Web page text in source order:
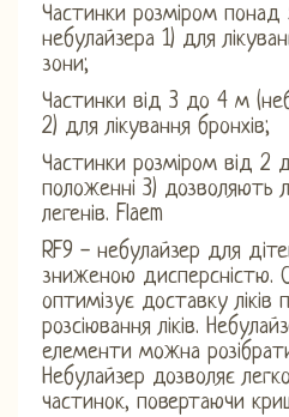
Частинки розміром
небулайзера 1) для
зони;
Частинки від 3 до 4 м
2) для лікування бронхів;
Частинки розміром від 2
положенні 3) дозволяють
легенів. Flaem
RF9 - небулайзер для
зниженою дисперсністю.
оптимізує доставку
розсіювання ліків.
елементи можна
Небулайзер дозволяє
частинок, повертаючи